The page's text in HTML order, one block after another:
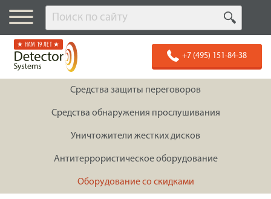
★ НАМ 19 ЛЕТ ★
+7 (495) 151-84-38
Средства защиты переговоров
Средства обнаружения прослушивания
Уничтожители жестких дисков
Антитеррористическое оборудование
Оборудование со скидками